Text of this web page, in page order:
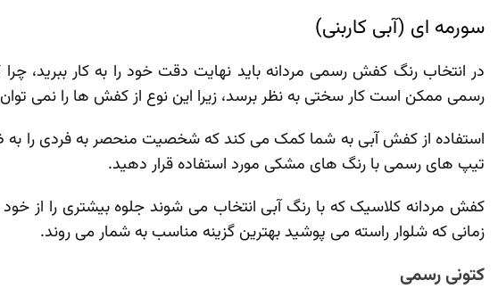
سورمه ای (آبی کاربنی)
در انتخاب رنگ کفش رسمی مردانه باید نهایت دقت خود را به کار ببرید،
رسمی ممکن است کار سختی به‌ نظر برسد، زیرا این نوع از کفش‌ ها را نمی
استفاده از کفش آبی به شما کمک می‌ کند که شخصیت منحصر به‌ فردی را به
تیپ های رسمی با رنگ ‌های مشکی مورد استفاده قرار دهید.
کفش مردانه کلاسیک که با رنگ آبی انتخاب می ‌شوند جلوه بیشتری را از
زمانی‌ که شلوار راسته می ‌پوشید بهترین گزینه مناسب به شمار می ‌روند.
کتونی رسمی